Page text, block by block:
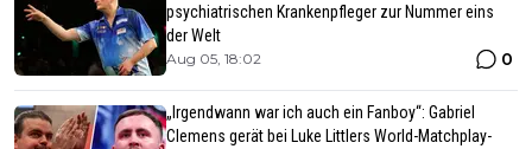
psychiatrischen Krankenpfleger zur Nummer eins
der Welt
Aug 05, 18:02 0
„Irgendwann war ich auch ein Fanboy“: Gabriel
Clemens gerät bei Luke Littlers World-Matchplay-